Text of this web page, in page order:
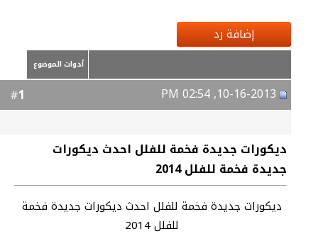
إضافة رد
أدوات الموضوع
1
ديكورات جديدة فخمة للفلل احدث ديكورات
جديدة فخمة للفلل 2014
ديكورات جديدة فخمة للفلل احدث ديكورات جديدة فخمة
للفلل 2014